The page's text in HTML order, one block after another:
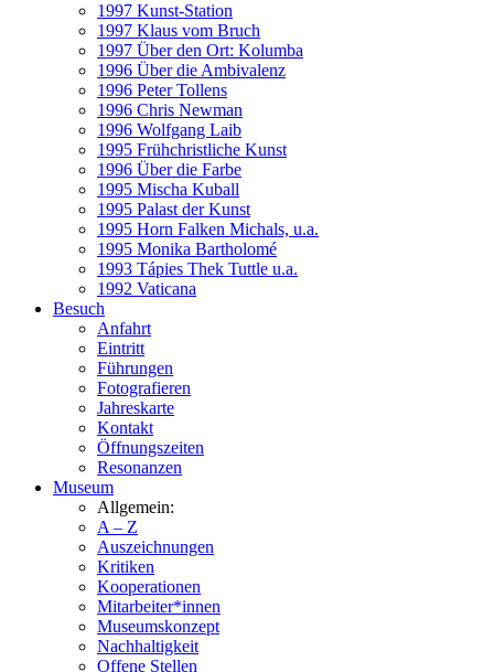
1997 Kunst-Station
1997 Klaus vom Bruch
1997 Über den Ort: Kolumba
1996 Über die Ambivalenz
1996 Peter Tollens
1996 Chris Newman
1996 Wolfgang Laib
1995 Frühchristliche Kunst
1996 Über die Farbe
1995 Mischa Kuball
1995 Palast der Kunst
1995 Horn Falken Michals, u.a.
1995 Monika Bartholomé
1993 Tápies Thek Tuttle u.a.
1992 Vaticana
Besuch
Anfahrt
Eintritt
Führungen
Fotografieren
Jahreskarte
Kontakt
Öffnungszeiten
Resonanzen
Museum
Allgemein:
A – Z
Auszeichnungen
Kritiken
Kooperationen
Mitarbeiter*innen
Museumskonzept
Nachhaltigkeit
Offene Stellen